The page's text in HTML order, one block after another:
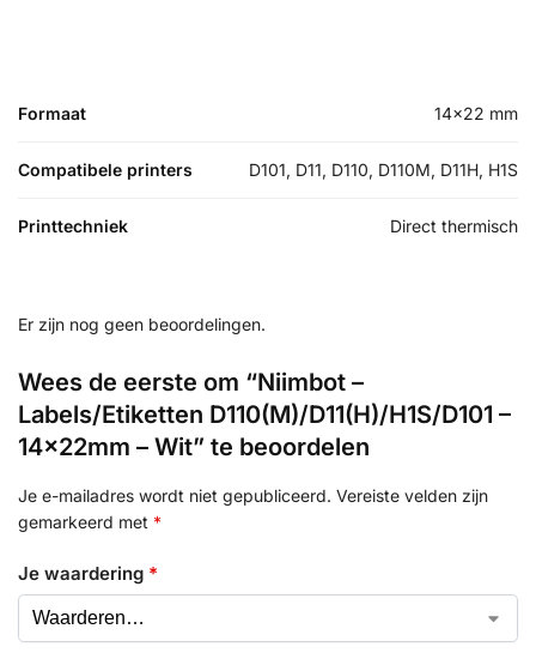
Formaat 14×22 mm
Compatibele printers D101, D11, D110, D110M, D11H, H1S
Printtechniek Direct thermisch
Er zijn nog geen beoordelingen.
Wees de eerste om “Niimbot –
Labels/Etiketten D110(M)/D11(H)/H1S/D101 –
14x22mm – Wit” te beoordelen
Je e-mailadres wordt niet gepubliceerd. Vereiste velden zijn
gemarkeerd met *
Je waardering *